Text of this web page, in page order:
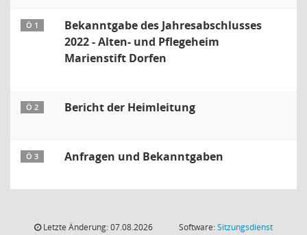
Ö 1
Bekanntgabe des Jahresabschlusses
2022 - Alten- und Pflegeheim
Marienstift Dorfen
Ö 2 Bericht der Heimleitung
Ö 3 Anfragen und Bekanntgaben
Letzte Änderung: 07.08.2026
Software:Sitzungsdienst